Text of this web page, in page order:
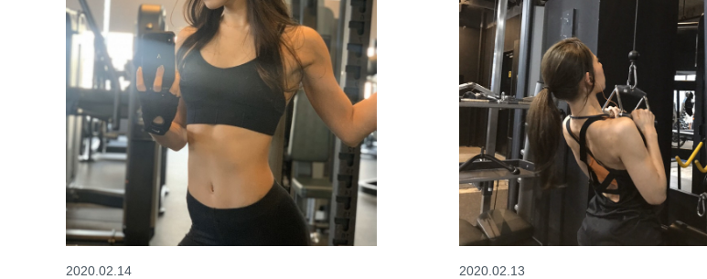
2020.02.14 2020.02.13